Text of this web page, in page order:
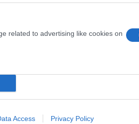
related to advertising like cookies on
Access Privacy Policy